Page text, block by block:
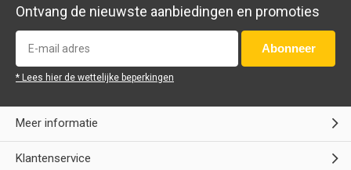
Ontvang de nieuwste aanbiedingen en promoties
Abonneer
* Lees hier de wettelijke beperkingen
Meer informatie
Klantenservice